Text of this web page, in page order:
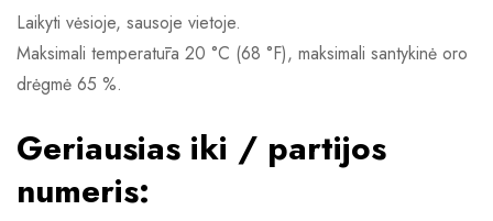
Laikyti vėsioje, sausoje vietoje.
Maksimali temperatūra 20 °C (68 °F), maksimali santykinė oro
drėgmė 65 %.
Geriausias iki / partijos
numeris: